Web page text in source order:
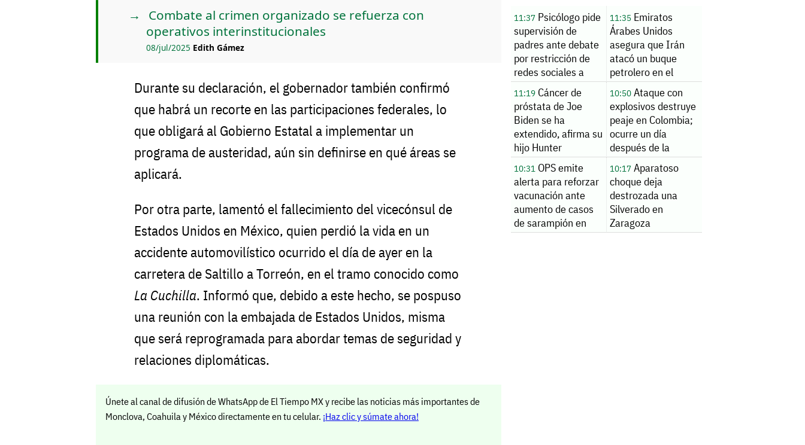
Combate al crimen organizado se refuerza con
operativos interinstitucionales
08/jul/2025 Edith Gámez
Durante su declaración, el gobernador también confirmó
que habrá un recorte en las participaciones federales, lo
que obligará al Gobierno Estatal a implementar un
programa de austeridad, aún sin definirse en qué áreas se
aplicará.
Por otra parte, lamentó el fallecimiento del vicecónsul de
Estados Unidos en México, quien perdió la vida en un
accidente automovilístico ocurrido el día de ayer en la
carretera de Saltillo a Torreón, en el tramo conocido como
La Cuchilla. Informó que, debido a este hecho, se pospuso
una reunión con la embajada de Estados Unidos, misma
que será reprogramada para abordar temas de seguridad y
relaciones diplomáticas.
Únete al canal de difusión de WhatsApp de El Tiempo MX y recibe las noticias más importantes de
Monclova, Coahuila y México directamente en tu celular. ¡Haz clic y súmate ahora!
11:37 Psicólogo pide
supervisión de
padres ante debate
por restricción de
redes sociales a
menores
11:35Emiratos
Árabes Unidos
asegura que Irán
atacó un buque
petrolero en el
estrecho de Ormuz
11:19 Cáncer de
próstata de Joe
Biden se ha
extendido, afirma su
hijo Hunter
10:50Ataque con
explosivos destruye
peaje en Colombia;
ocurre un día
después de la
investidura
presidencial
10:31 OPS emite
alerta para reforzar
vacunación ante
aumento de casos
de sarampión en
América
10:17Aparatoso
choque deja
destrozada una
Silverado en
Zaragoza